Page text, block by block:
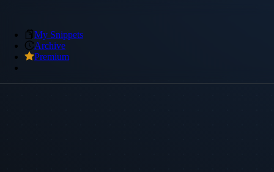
My Snippets
Archive
Premium